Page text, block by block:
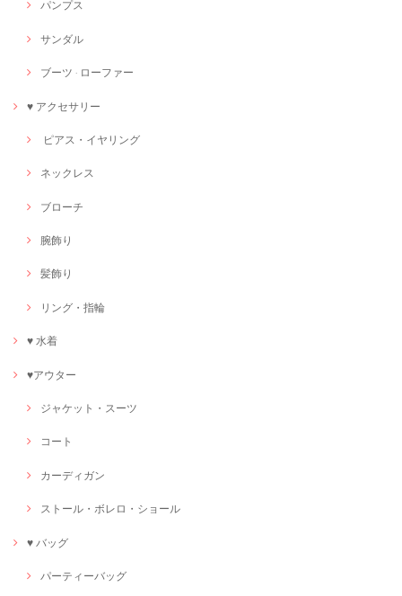
パンプス
サンダル
ブーツ · ローファー
♥ アクセサリー
ピアス・イヤリング
ネックレス
ブローチ
腕飾り
髪飾り
リング・指輪
♥ 水着
♥アウター
ジャケット・スーツ
コート
カーディガン
ストール・ボレロ・ショール
♥ バッグ
パーティーバッグ